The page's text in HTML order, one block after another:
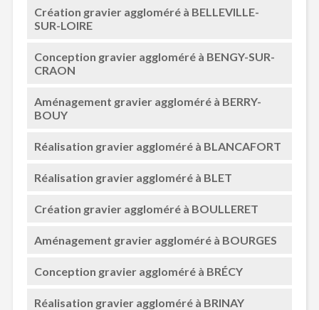
Création gravier aggloméré à BELLEVILLE-
SUR-LOIRE
Conception gravier aggloméré à BENGY-SUR-
CRAON
Aménagement gravier aggloméré à BERRY-
BOUY
Réalisation gravier aggloméré à BLANCAFORT
Réalisation gravier aggloméré à BLET
Création gravier aggloméré à BOULLERET
Aménagement gravier aggloméré à BOURGES
Conception gravier aggloméré à BRÉCY
Réalisation gravier aggloméré à BRINAY